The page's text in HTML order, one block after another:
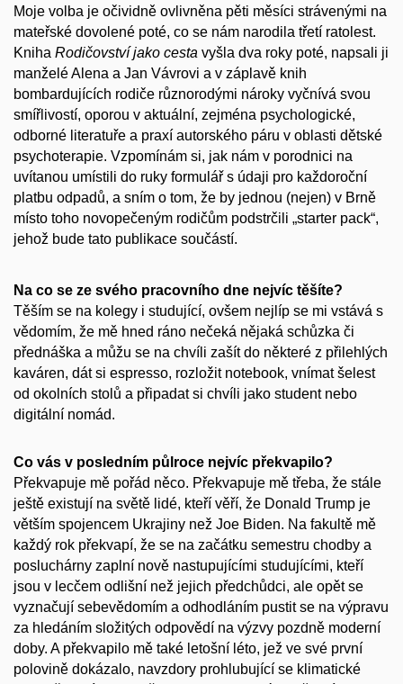
Moje volba je očividně ovlivněna pěti měsíci strávenými na
mateřské dovolené poté, co se nám narodila třetí ratolest.
Kniha Rodičovství jako cesta vyšla dva roky poté, napsali ji
manželé Alena a Jan Vávrovi a v záplavě knih
bombardujících rodiče různorodými nároky vyčnívá svou
smířlivostí, oporou v aktuální, zejména psychologické,
odborné literatuře a praxí autorského páru v oblasti dětské
psychoterapie. Vzpomínám si, jak nám v porodnici na
uvítanou umístili do ruky formulář s údaji pro každoroční
platbu odpadů, a sním o tom, že by jednou (nejen) v Brně
místo toho novopečeným rodičům podstrčili „starter pack“,
jehož bude tato publikace součástí.
Na co se ze svého pracovního dne nejvíc těšíte?
Těším se na kolegy i studující, ovšem nejlíp se mi vstává s
vědomím, že mě hned ráno nečeká nějaká schůzka či
přednáška a můžu se na chvíli zašít do některé z přilehlých
kaváren, dát si espresso, rozložit notebook, vnímat šelest
od okolních stolů a připadat si chvíli jako student nebo
digitální nomád.
Co vás v posledním půlroce nejvíc překvapilo?
Překvapuje mě pořád něco. Překvapuje mě třeba, že stále
ještě existují na světě lidé, kteří věří, že Donald Trump je
větším spojencem Ukrajiny než Joe Biden. Na fakultě mě
každý rok překvapí, že se na začátku semestru chodby a
posluchárny zaplní nově nastupujícími studujícími, kteří
jsou v lecčem odlišní než jejich předchůdci, ale opět se
vyznačují sebevědomím a odhodláním pustit se na výpravu
za hledáním složitých odpovědí na výzvy pozdně moderní
doby. A překvapilo mě také letošní léto, jež ve své první
polovině dokázalo, navzdory prohlubující se klimatické